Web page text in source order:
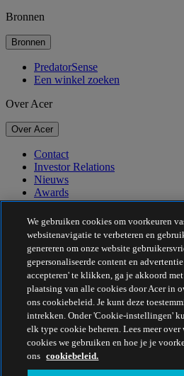
Bronnen
Bronnen
PredatorSense
Een winkel zoeken
Over Acer
Over Acer
Contact
Investor Relations
Nieuws
Awards
Evenementen
Duurzaamheid
Duurzaamheid
Maatschappelijk verantwoord
De CO2-voetafdruk van het
Project Humanity
Earthion
Privacybeleid
Cookiebeleid
Juridische informatie
We gebruiken cookies om voorkeuren
websitenavigatie te verbeteren en
genereren om onze website
gepersonaliseerde content en
accepteren' te klikken, ga je akkoord
plaatsing van alle cookies door Acer in
ons cookiebeleid. Je kunt deze
intrekken. Onder 'Cookie-instellingen'
elk type cookie beheren. Lees meer
cookies we gebruiken en hoe je je
ons cookiebeleid.